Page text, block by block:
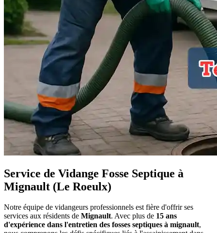
Service de Vidange Fosse Septique à
Mignault (Le Roeulx)
Notre équipe de vidangeurs professionnels est fière d'offrir ses
services aux résidents de Mignault. Avec plus de 15 ans
d'expérience dans l'entretien des fosses septiques à mignault,